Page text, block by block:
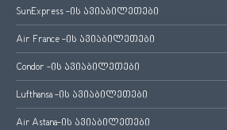
SunExpress -ის ავიაბილეთები
Air France -ის ავიაბილეთები
Condor -ის ავიაბილეთები
Lufthansa -ის ავიაბილეთები
Air Astana-ის ავიაბილეთები